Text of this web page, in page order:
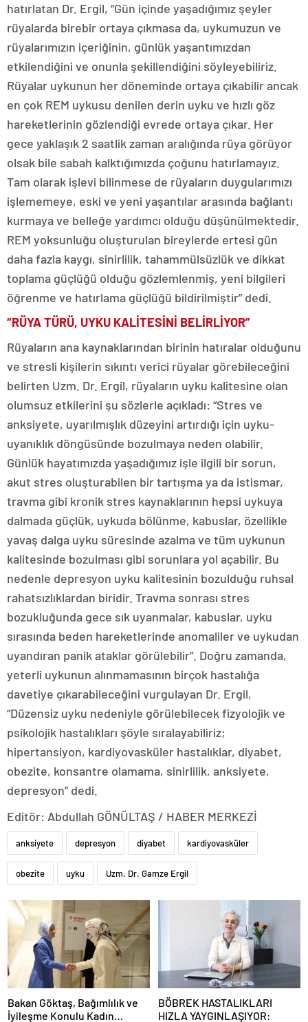
hatırlatan Dr. Ergil, “Gün içinde yaşadığımız şeyler
rüyalarda birebir ortaya çıkmasa da, uykumuzun ve
rüyalarımızın içeriğinin, günlük yaşantımızdan
etkilendiğini ve onunla şekillendiğini söyleyebiliriz.
Rüyalar uykunun her döneminde ortaya çıkabilir ancak
en çok REM uykusu denilen derin uyku ve hızlı göz
hareketlerinin gözlendiği evrede ortaya çıkar. Her
gece yaklaşık 2 saatlik zaman aralığında rüya görüyor
olsak bile sabah kalktığımızda çoğunu hatırlamayız.
Tam olarak işlevi bilinmese de rüyaların duygularımızı
işlememeye, eski ve yeni yaşantılar arasında bağlantı
kurmaya ve belleğe yardımcı olduğu düşünülmektedir.
REM yoksunluğu oluşturulan bireylerde ertesi gün
daha fazla kaygı, sinirlilik, tahammülsüzlük ve dikkat
toplama güçlüğü olduğu gözlemlenmiş, yeni bilgileri
öğrenme ve hatırlama güçlüğü bildirilmiştir” dedi.
“RÜYA TÜRÜ, UYKU KALİTESİNİ BELİRLİYOR”
Rüyaların ana kaynaklarından birinin hatıralar olduğunu
ve stresli kişilerin sıkıntı verici rüyalar görebileceğini
belirten Uzm. Dr. Ergil, rüyaların uyku kalitesine olan
olumsuz etkilerini şu sözlerle açıkladı: “Stres ve
anksiyete, uyarılmışlık düzeyini artırdığı için uyku-
uyanıklık döngüsünde bozulmaya neden olabilir.
Günlük hayatımızda yaşadığımız işle ilgili bir sorun,
akut stres oluşturabilen bir tartışma ya da istismar,
travma gibi kronik stres kaynaklarının hepsi uykuya
dalmada güçlük, uykuda bölünme, kabuslar, özellikle
yavaş dalga uyku süresinde azalma ve tüm uykunun
kalitesinde bozulması gibi sorunlara yol açabilir. Bu
nedenle depresyon uyku kalitesinin bozulduğu ruhsal
rahatsızlıklardan biridir. Travma sonrası stres
bozukluğunda gece sık uyanmalar, kabuslar, uyku
sırasında beden hareketlerinde anomaliler ve uykudan
uyandıran panik ataklar görülebilir”. Doğru zamanda,
yeterli uykunun alınmamasının birçok hastalığa
davetiye çıkarabileceğini vurgulayan Dr. Ergil,
“Düzensiz uyku nedeniyle görülebilecek fizyolojik ve
psikolojik hastalıkları şöyle sıralayabiliriz;
hipertansiyon, kardiyovasküler hastalıklar, diyabet,
obezite, konsantre olamama, sinirlilik, anksiyete,
depresyon” dedi.
Editör: Abdullah GÖNÜLTAŞ / HABER MERKEZİ
anksiyete depresyon diyabet kardiyovasküler
obezite uyku Uzm. Dr. Gamze Ergil
Bakan Göktaş, Bağımlılık ve
İyileşme Konulu Kadın
BÖBREK HASTALIKLARI
HIZLA YAYGINLAŞIYOR: